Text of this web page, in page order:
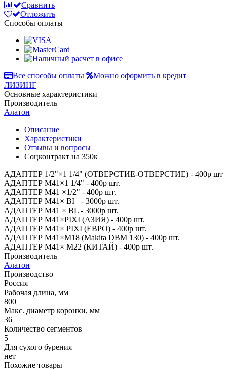
Сравнить
Отложить
Способы оплаты
Все способы оплаты
Можно оформить в кредит
ЛИЗИНГ
Основные характеристики
Производитель
Алатон
Описание
Характеристики
Отзывы и вопросы
Соцконтракт на 350к
АДАПТЕР 1/2"×1 1/4" (ОТВЕРСТИЕ-ОТВЕРСТИЕ) - 400р шт
АДАПТЕР М41×1 1/4" - 400р шт.
АДАПТЕР М41 ×1/2" - 400р шт.
АДАПТЕР М41× BI+ - 3000р шт.
АДАПТЕР М41 × BL - 3000р шт.
АДАПТЕР М41×PIXI (АЗИЯ) - 400р шт.
АДАПТЕР М41× PIXI (ЕВРО) - 400р шт.
АДАПТЕР М41×M18 (Makita DBM 130) - 400р шт.
АДАПТЕР М41× M22 (КИТАЙ) - 400р шт.
Производитель
Алатон
Производство
Россия
Рабочая длина, мм
800
Макс. диаметр коронки, мм
36
Количество сегментов
5
Для сухого бурения
нет
Похожие товары